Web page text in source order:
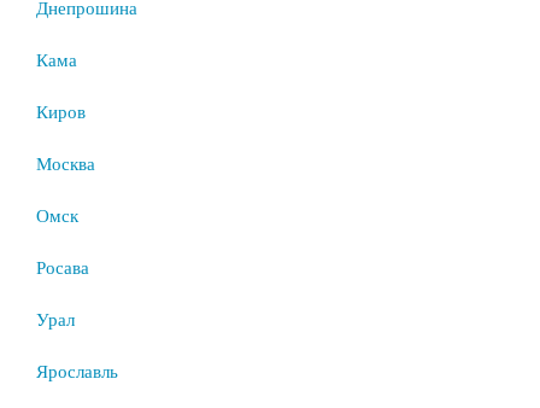
Днепрошина
Кама
Киров
Москва
Омск
Росава
Урал
Ярославль